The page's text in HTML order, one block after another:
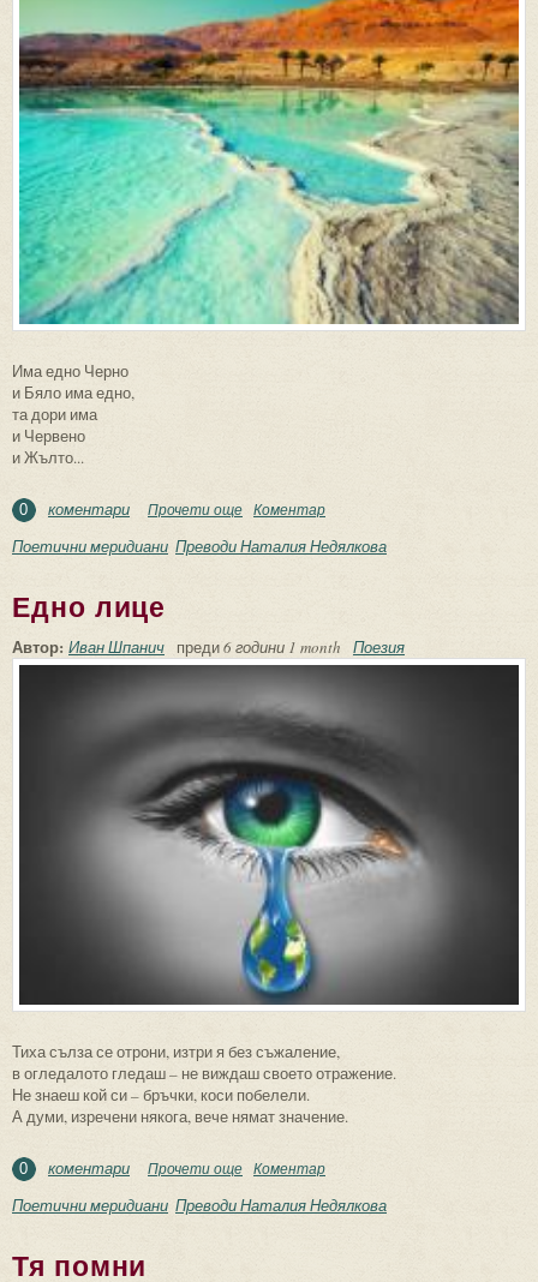
Има едно Черно
и Бяло има едно,
та дори има
и Червено
и Жълто...
0 коментари Прочети още about Несправедливите
Коментар
Поетични меридиани Преводи Наталия Недялкова
Едно лице
Автор: Иван Шпанич преди6 години 1 month Поезия
Тиха сълза се отрони, изтри я без съжаление,
в огледалото гледаш – не виждаш своето отражение.
Не знаеш кой си – бръчки, коси побелели.
А думи, изречени някога, вече нямат значение.
0 коментари Прочети още about Едно лице
Коментар
Поетични меридиани Преводи Наталия Недялкова
Тя помни